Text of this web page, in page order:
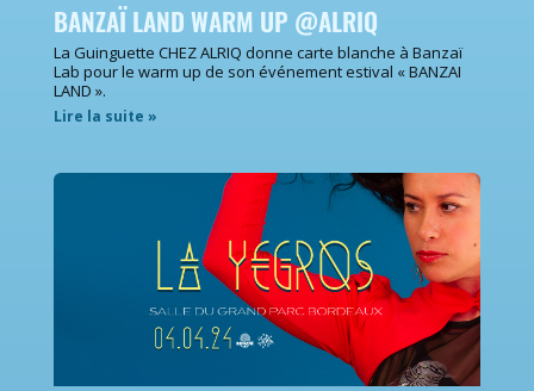
BANZAÏ LAND WARM UP @ALRIQ
La Guinguette CHEZ ALRIQ donne carte blanche à Banzaï
Lab pour le warm up de son événement estival « BANZAI
LAND ».
Lire la suite »